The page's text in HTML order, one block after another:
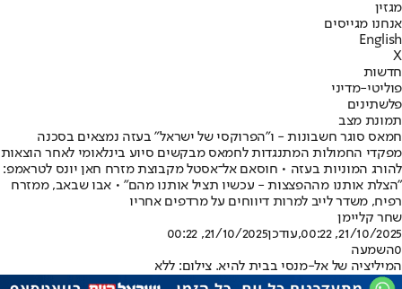
מגזין
אנחנו מגייסים
English
X
חדשות
פוליטי-מדיני
פלשתינים
תמונת מצב
חמאס סוגר חשבונות - ו"הפרוקסי של ישראל" בעזה נמצאים בסכנה
מפקדי החמולות המתנגדות לחמאס מבקשים סיוע בינלאומי לאחר הוצאות
להורג המוניות בעזה • חוסאם אל־אסטל מקבוצת מזרח חאן יונס לטראמפ:
"הצלת אותנו מההפצצות - עכשיו תציל אותנו מהם" • אבו שבאב, ממזרח
רפיח, משדר לייב למרות דיווחים על מרדפים אחריו
שחר קליימן
21/10/2025, 00:22
,עודכן21/10/2025, 00:22
0השמעה
המיליציה של אל-מנסי בבית להיא. צילום: ללא